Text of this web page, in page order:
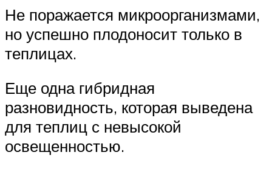
Не поражается микроорганизмами,
но успешно плодоносит только в
теплицах.
Еще одна гибридная
разновидность, которая выведена
для теплиц с невысокой
освещенностью.